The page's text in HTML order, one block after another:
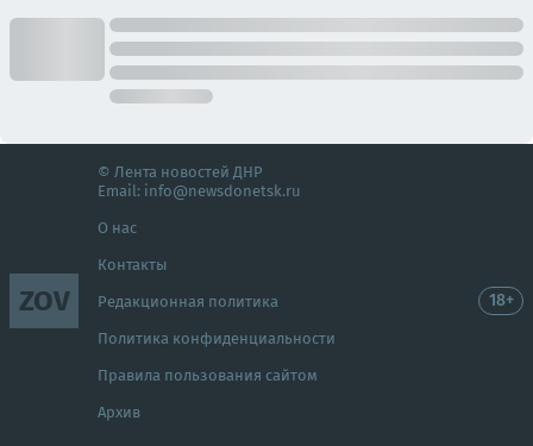
ZOV
© Лента новостей ДНР
Email: info@newsdonetsk.ru
О нас
Контакты
Редакционная политика
Политика конфиденциальности
Правила пользования сайтом
Архив
18+